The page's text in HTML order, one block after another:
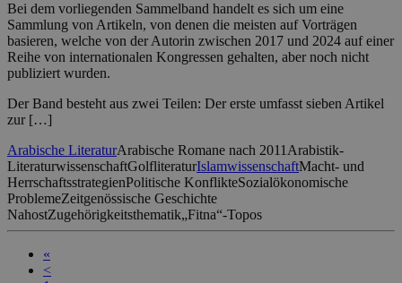
Bei dem vorliegenden Sammelband handelt es sich um eine
Sammlung von Artikeln, von denen die meisten auf Vorträgen
basieren, welche von der Autorin zwischen 2017 und 2024 auf einer
Reihe von internationalen Kongressen gehalten, aber noch nicht
publiziert wurden.
Der Band besteht aus zwei Teilen: Der erste umfasst sieben Artikel
zur […]
Arabische LiteraturArabische Romane nach 2011 Arabistik-
LiteraturwissenschaftGolfliteraturIslamwissenschaftMacht- und
HerrschaftsstrategienPolitische KonflikteSozialökonomische
ProblemeZeitgenössische Geschichte
NahostZugehörigkeitsthematik„Fitna“-Topos
«
<